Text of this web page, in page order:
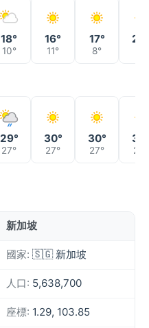
18°
10°
16°
11°
17°
8°
29°
27°
30°
27°
30°
27° 27°
新加坡
國家: 🇸🇬 新加坡
人口: 5,638,700
座標: 1.29, 103.85